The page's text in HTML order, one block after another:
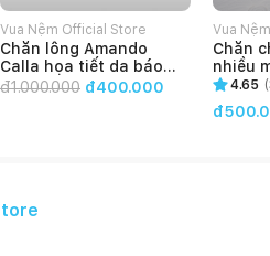
Vua Nệm Official Store
Chăn lông Amando
Calla họa tiết da báo
140x200cm
đ1.000.000 đ400.000
Vua
Chăn
nhiều
4.65 (